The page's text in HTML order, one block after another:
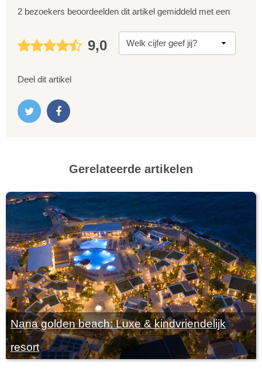
2 bezoekers beoordeelden dit artikel gemiddeld met een
9,0
Deel dit artikel
Gerelateerde artikelen
Nana golden beach: Luxe & kindvriendelijk
resort